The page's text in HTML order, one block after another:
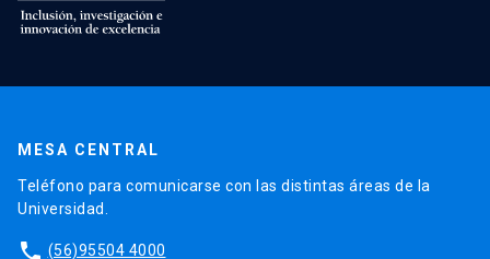
MESA CENTRAL
Teléfono para comunicarse con las distintas áreas de la
Universidad.
phone (56)95504 4000